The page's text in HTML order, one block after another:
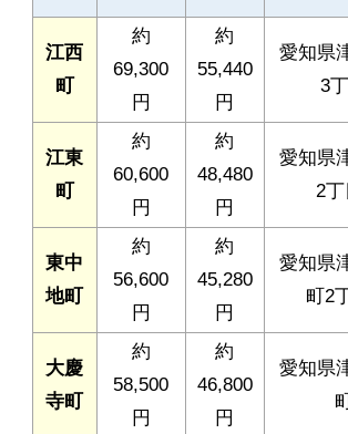
江西
町
約
69,300
円
約
55,440
円
愛知県
3
江東
町
約
60,600
円
約
48,480
円
愛知県
2
東中
地町
約
56,600
円
約
45,280
円
愛知県
町2
大慶
寺町
約
58,500
円
約
46,800
円
愛知県